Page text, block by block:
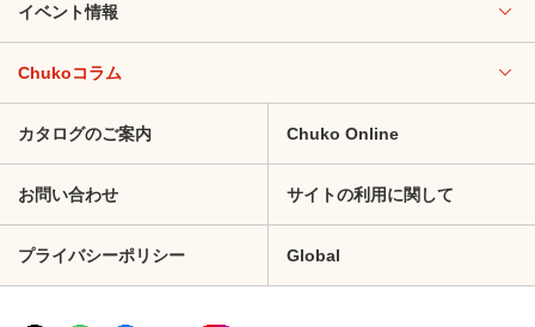
イベント情報
Chukoコラム
カタログのご案内 Chuko Online
お問い合わせ サイトの利用に関して
プライバシーポリシー Global